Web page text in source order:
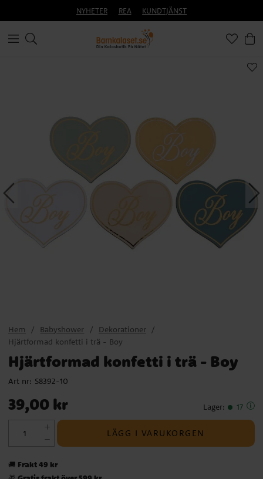
NYHETER REA KUNDTJÄNST
Hem Babyshower
Dekorationer
Hjärtformad konfetti i trä - Boy
Hjärtformad konfetti i trä - Boy
Art nr: S8392-10
Pris: 39,00 kr
39,00 kr Lager: 17
LÄGG I VARUKORGEN
🚚 Frakt 49 kr